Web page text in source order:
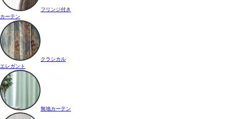
フリンジ付き
カーテン
クラシカル
エレガント
無地カーテン